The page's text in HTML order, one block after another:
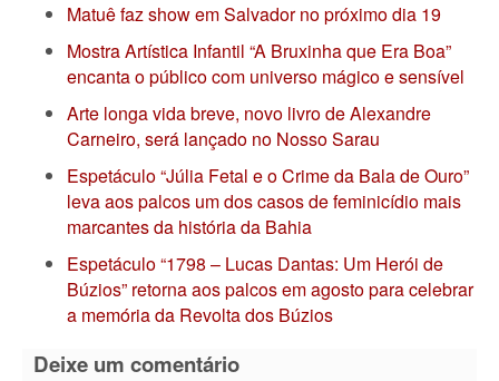
Matuê faz show em Salvador no próximo dia 19
Mostra Artística Infantil “A Bruxinha que Era Boa”
encanta o público com universo mágico e sensível
Arte longa vida breve, novo livro de Alexandre
Carneiro, será lançado no Nosso Sarau
Espetáculo “Júlia Fetal e o Crime da Bala de Ouro”
leva aos palcos um dos casos de feminicídio mais
marcantes da história da Bahia
Espetáculo “1798 – Lucas Dantas: Um Herói de
Búzios” retorna aos palcos em agosto para celebrar
a memória da Revolta dos Búzios
Deixe um comentário